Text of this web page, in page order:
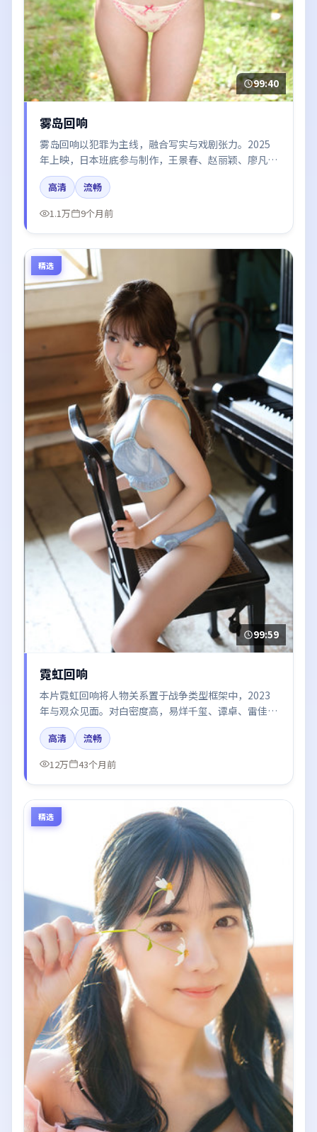
99:40
雾岛回响
雾岛回响以犯罪为主线，融合写实与戏剧张力。2025
年上映，日本班底参与制作，王景春、赵丽颖、廖凡、
张译、迪丽热巴在片中呈现细腻表演，影像风格统一，
配乐与剪辑强化了情绪曲线。
高清
流畅
1.1万
9个月前
精选
99:59
霓虹回响
本片霓虹回响将人物关系置于战争类型框架中，2023
年与观众见面。对白密度高，易烊千玺、谭卓、雷佳
音、周冬雨的台词节奏值得关注；整体气质偏日本都市
与冷色调摄影。
高清
流畅
12万
43个月前
精选